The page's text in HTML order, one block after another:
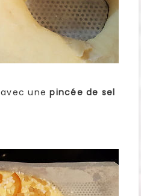
avec unepincée de sel